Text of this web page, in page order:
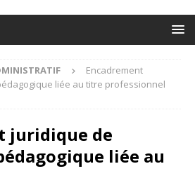
Encadrement
liée au titre professionnel
juridique de
liée au